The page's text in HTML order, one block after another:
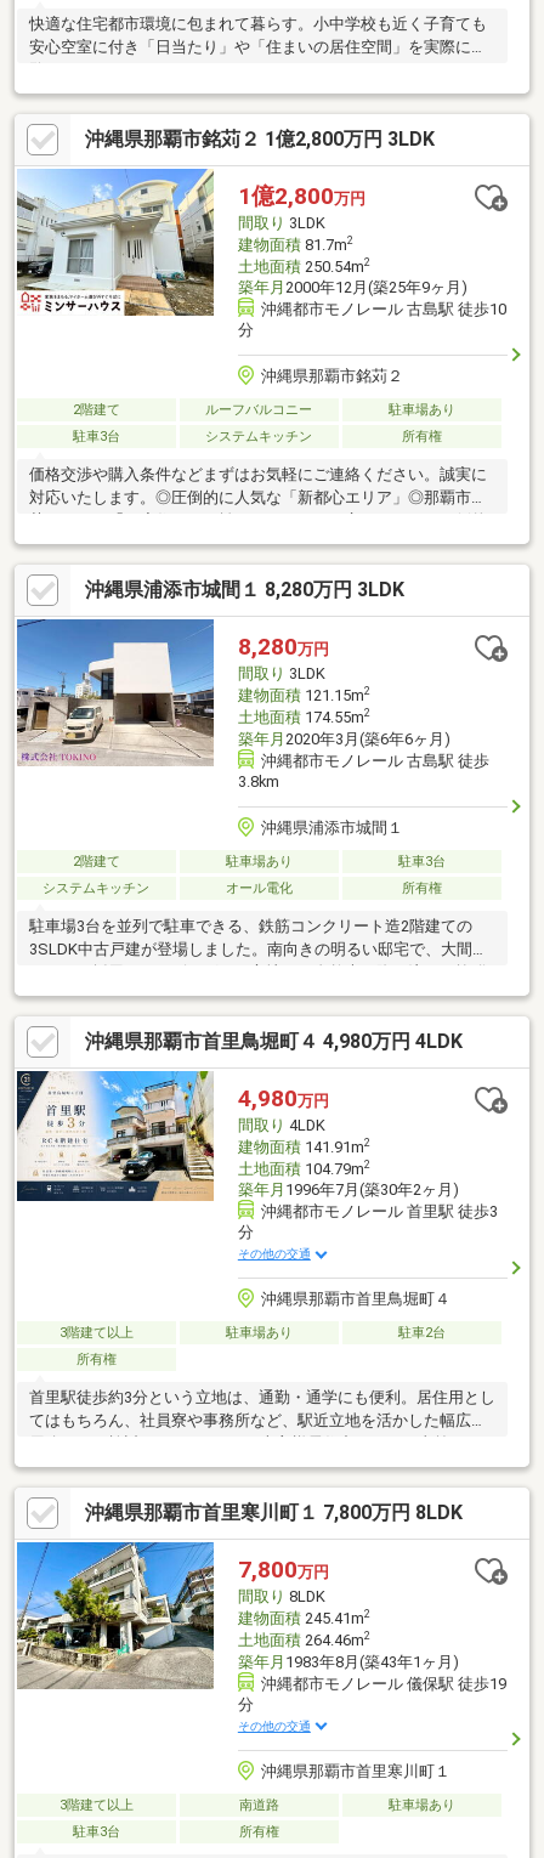
快適な住宅都市環境に包まれて暮らす。小中学校も近く子育ても
安心空室に付き「日当たり」や「住まいの居住空間」を実際にご
覧下さい
沖縄県那覇市銘苅２ 1億2,800万円 3LDK
1億2,800万円
間取り 3LDK
建物面積81.7m2
土地面積250.54m2
築年月 2000年12月(築25年9ヶ月)
沖縄都市モノレール 古島駅 徒歩10
分
沖縄県那覇市銘苅２
2階建て ルーフバルコニー
駐車場あり
駐車3台
システムキッチン 所有権
価格交渉や購入条件などまずはお気軽にご連絡ください。誠実に
対応いたします。◎圧倒的に人気な「新都心エリア」◎那覇市銘
な利便性と穏やかな空気感の共存にあります。◎モノレール利用
で車に頼りすぎない生活も可能◎スーパー、ドラッグストア、学
校、公園がすべて身近に！【ミンサーハウスについて】弊社は
「お客様に提供できる情報の量と質にこだわる」不動産仲介会社
です。ハウスメーカー、大手金融機関など、多様で経験豊富なス
タッフが在籍！お客様以上の熱量で、永く愛着がわくお家探しを
お手伝いいたします！
沖縄県浦添市城間１ 8,280万円 3LDK
8,280万円
間取り 3LDK
建物面積121.15m2
土地面積174.55m2
築年月 2020年3月(築6年6ヶ月)
沖縄都市モノレール 古島駅 徒歩
3.8km
沖縄県浦添市城間１
2階建て 駐車場あり
駐車3台
システムキッチン
オール電化 所有権
駐車場3台を並列で駐車できる、鉄筋コンクリート造2階建ての
3SLDK中古戸建が登場しました。南向きの明るい邸宅で、大間口
サッシを採用したリビングには心地よい自然光が降り注ぎ、抜群
の開放感を味わえます。多用途に使えるサービスルーム（S）を
備えており、書斎やテレワーク、収納スペースなどライフスタイ
ルに合わせた活用が可能です。キッチンには家族との会話が弾む
人気のアイランド型を採用し、料理の時間をより楽しく演出しま
す。さらに、安心・安全で光熱費も管理しやすいオール電化仕様
となっており、日々の快適な暮らしをサポート。デザイン性と機
能性を兼ね備えた住まいで、ゆとりある新生活を始めませんか。
沖縄県那覇市首里鳥堀町４ 4,980万円 4LDK
4,980万円
間取り 4LDK
建物面積141.91m2
土地面積104.79m2
築年月 1996年7月(築30年2ヶ月)
沖縄都市モノレール 首里駅 徒歩3
分
その他の交通
沖縄県那覇市首里鳥堀町４
3階建て以上 駐車場あり
駐車2台
所有権
首里駅徒歩約3分という立地は、通勤・通学にも便利。居住用とし
てはもちろん、社員寮や事務所など、駅近立地を活かした幅広い
程調整が必要となります。お気軽にご連絡ください。【周辺情
報】沖縄都市モノレール（ゆいレール）「首里駅」 徒歩約3分首
里城公園 徒歩約15分龍潭 徒歩約15分沖縄県立首里高等学校 徒歩
約8分コープ首里 車約4分那覇市立病院 車約6分◆過去に雨漏り履
歴があります。売主様にて補修を実施しております。
沖縄県那覇市首里寒川町１ 7,800万円 8LDK
7,800万円
間取り 8LDK
建物面積245.41m2
土地面積264.46m2
築年月 1983年8月(築43年1ヶ月)
沖縄都市モノレール 儀保駅 徒歩19
分
その他の交通
沖縄県那覇市首里寒川町１
3階建て以上 南道路
駐車場あり
駐車3台
所有権